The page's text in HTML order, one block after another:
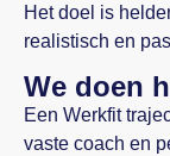
Het doel is
realistisch en
We doen
Een Werkfit
vaste coach en